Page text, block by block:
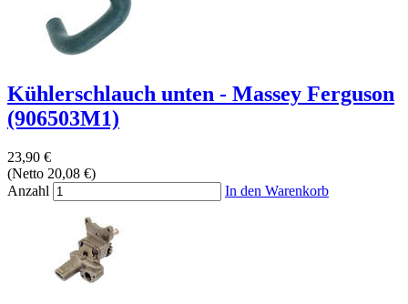
Kühlerschlauch unten - Massey Ferguson
(906503M1)
23,90 €
(Netto 20,08 €)
Anzahl
In den Warenkorb